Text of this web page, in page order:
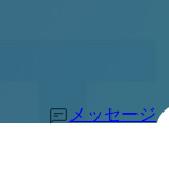
メッセージ